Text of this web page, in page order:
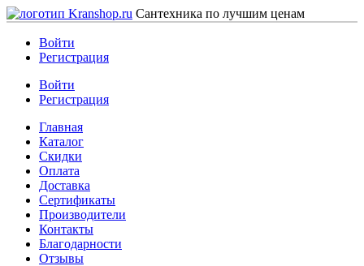
Сантехника по лучшим ценам
Войти
Регистрация
Войти
Регистрация
Главная
Каталог
Скидки
Оплата
Доставка
Сертификаты
Производители
Контакты
Благодарности
Отзывы